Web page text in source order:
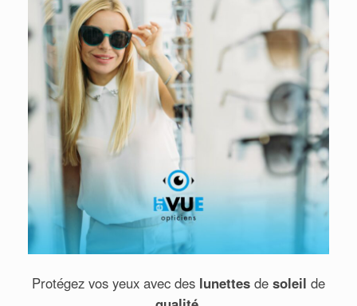
Protégez vos yeux avec des lunettes de soleil de